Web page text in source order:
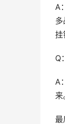
A
挂
Q
A
来
最